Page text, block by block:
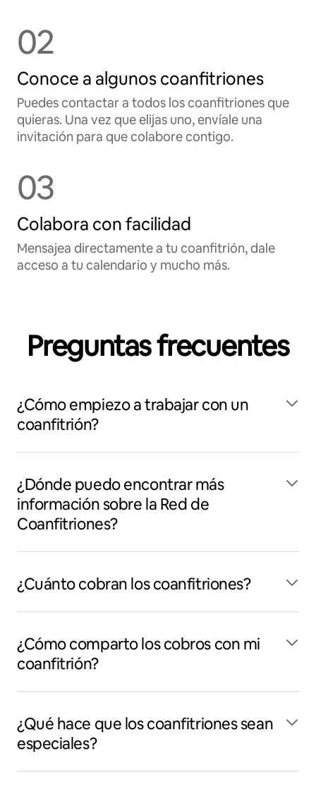
02
Conoce a algunos coanfitriones
Puedes contactar a todos los coanfitriones que
quieras. Una vez que elijas uno, envíale una
invitación para que colabore contigo.
03
Colabora con facilidad
Mensajea directamente a tu coanfitrión, dale
acceso a tu calendario y mucho más.
Preguntas frecuentes
¿Cómo empiezo a trabajar con un
coanfitrión?
¿Dónde puedo encontrar más
información sobre la Red de
Coanfitriones?
¿Cuánto cobran los coanfitriones?
¿Cómo comparto los cobros con mi
coanfitrión?
¿Qué hace que los coanfitriones sean
especiales?